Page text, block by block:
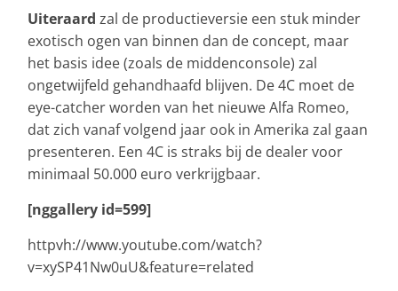
Uiteraard zal de productieversie een stuk minder
exotisch ogen van binnen dan de concept, maar
het basis idee (zoals de middenconsole) zal
ongetwijfeld gehandhaafd blijven. De 4C moet de
eye-catcher worden van het nieuwe Alfa Romeo,
dat zich vanaf volgend jaar ook in Amerika zal gaan
presenteren. Een 4C is straks bij de dealer voor
minimaal 50.000 euro verkrijgbaar.
[nggallery id=599]
httpvh://www.youtube.com/watch?
v=xySP41Nw0uU&feature=related